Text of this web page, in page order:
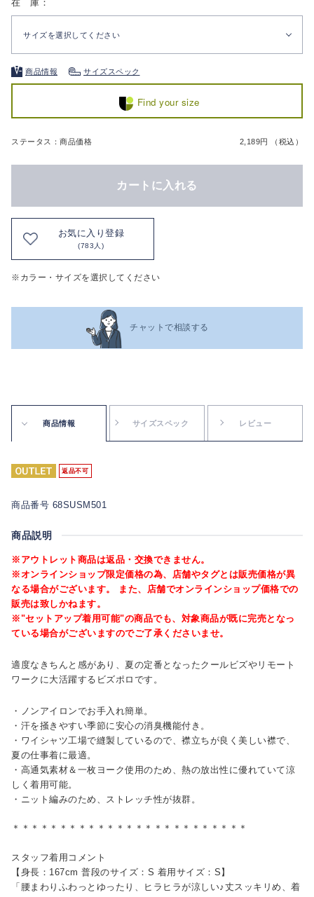
在 庫：
サイズを選択してください
商品情報 サイズスペック
Find your size
ステータス：商品価格 2,189円 （税込）
カートに入れる
お気に入り登録
(783人)
※カラー・サイズを選択してください
チャットで相談する
商品情報 サイズスペック レビュー
返品不可
商品番号 68SUSM501
商品説明
※アウトレット商品は返品・交換できません。
※オンラインショップ限定価格の為、店舗やタグとは販売価格が異
なる場合がございます。 また、店舗でオンラインショップ価格での
販売は致しかねます。
※"セットアップ着用可能"の商品でも、対象商品が既に完売となっ
ている場合がございますのでご了承くださいませ。
適度なきちんと感があり、夏の定番となったクールビズやリモート
ワークに大活躍するビズポロです。
・ノンアイロンでお手入れ簡単。
・汗を掻きやすい季節に安心の消臭機能付き。
・ワイシャツ工場で縫製しているので、襟立ちが良く美しい襟で、
夏の仕事着に最適。
・高通気素材＆一枚ヨーク使用のため、熱の放出性に優れていて涼
しく着用可能。
・ニット編みのため、ストレッチ性が抜群。
＊＊＊＊＊＊＊＊＊＊＊＊＊＊＊＊＊＊＊＊＊＊＊＊＊
スタッフ着用コメント
【身長：167cm 普段のサイズ：S 着用サイズ：S】
「腰まわりふわっとゆったり、ヒラヒラが涼しい♪丈スッキリめ、着